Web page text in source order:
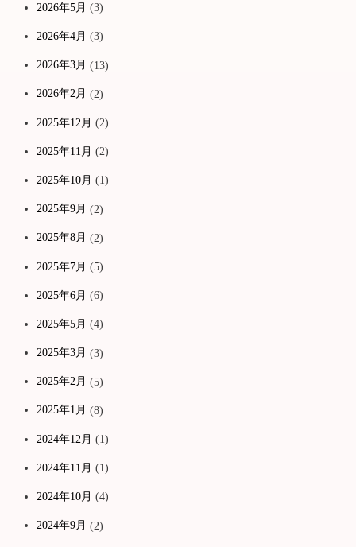
2026年5月 (3)
2026年4月 (3)
2026年3月 (13)
2026年2月 (2)
2025年12月 (2)
2025年11月 (2)
2025年10月 (1)
2025年9月 (2)
2025年8月 (2)
2025年7月 (5)
2025年6月 (6)
2025年5月 (4)
2025年3月 (3)
2025年2月 (5)
2025年1月 (8)
2024年12月 (1)
2024年11月 (1)
2024年10月 (4)
2024年9月 (2)